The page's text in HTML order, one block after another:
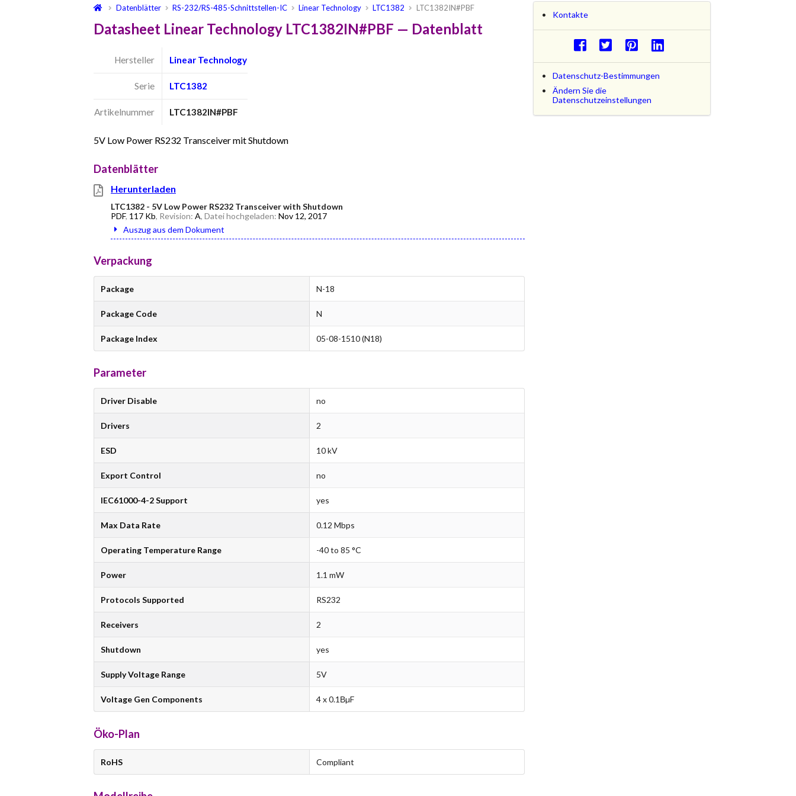
Datenblätter RS-232/RS-485-Schnittstellen-IC Linear Technology LTC1382 LTC1382IN#PBF
Datasheet Linear Technology LTC1382IN#PBF — Datenblatt
Hersteller Linear Technology
Serie LTC1382
Artikelnummer LTC1382IN#PBF
5V Low Power RS232 Transceiver mit Shutdown
Datenblätter
Herunterladen
LTC1382 - 5V Low Power RS232 Transceiver with Shutdown
PDF, 117 Kb, Revision: A, Datei hochgeladen: Nov 12, 2017
Auszug aus dem Dokument
Verpackung
Package N-18
Package Code N
Package Index 05-08-1510 (N18)
Parameter
Driver Disable no
Drivers 2
ESD 10 kV
Export Control no
IEC61000-4-2 Support yes
Max Data Rate 0.12 Mbps
Operating Temperature Range -40 to 85 °C
Power 1.1 mW
Protocols Supported RS232
Receivers 2
Shutdown yes
Supply Voltage Range 5V
Voltage Gen Components 4 x 0.1ВµF
Öko-Plan
RoHS Compliant
Kontakte
Datenschutz-Bestimmungen
Ändern Sie die
Datenschutzeinstellungen